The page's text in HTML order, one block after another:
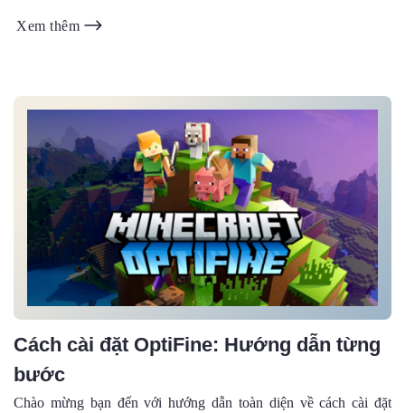
Xem thêm
Cách cài đặt OptiFine: Hướng dẫn từng
bước
Chào mừng bạn đến với hướng dẫn toàn diện về cách cài đặt